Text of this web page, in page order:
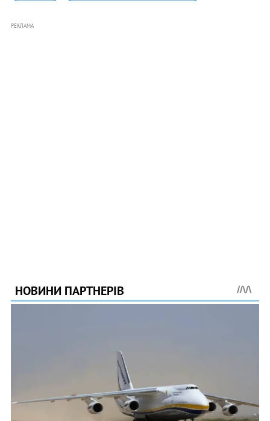
РЕКЛАМА